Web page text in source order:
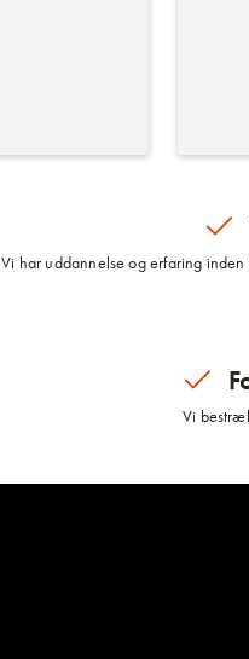
Vi har uddannelse og erfaring
Vi